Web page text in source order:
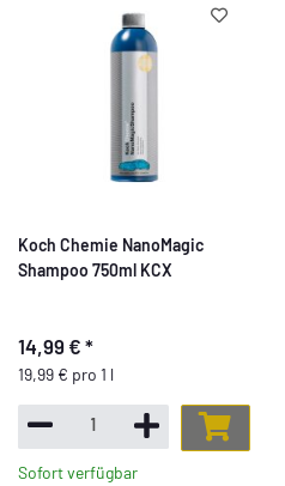
Koch Chemie NanoMagic
Shampoo 750ml KCX
14,99 € *
19,99 € pro 1 l
Sofort verfügbar